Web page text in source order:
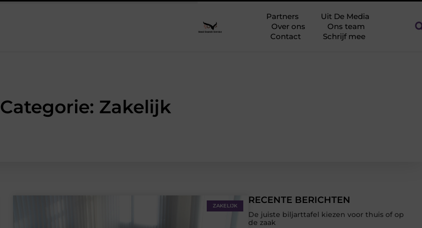
Partners
Uit De Media
Over ons
Ons team
Contact
Schrijf mee
Categorie: Zakelijk
RECENTE BERICHTEN
De juiste biljarttafel kiezen voor thuis of op
de zaak
ZAKELIJK